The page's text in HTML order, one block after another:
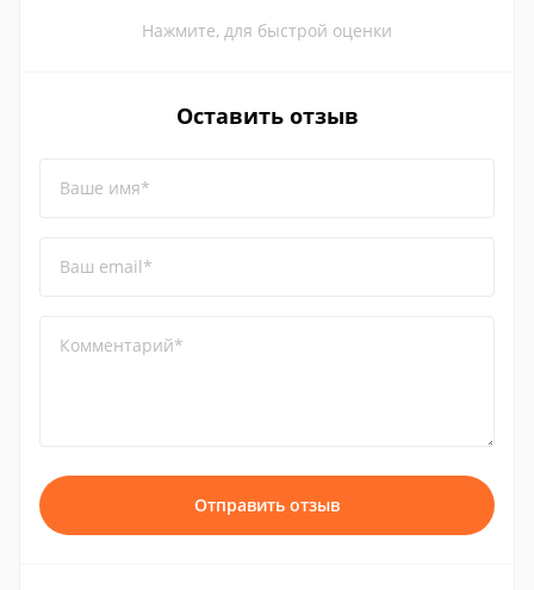
Нажмите, для быстрой оценки
Оставить отзыв
Ваше имя*
Ваш email*
Комментарий*
Отправить отзыв